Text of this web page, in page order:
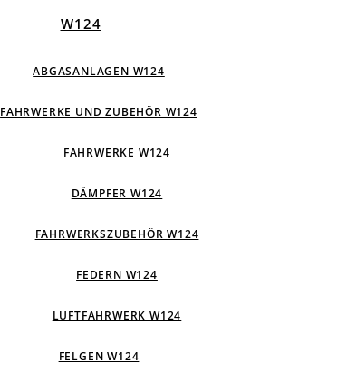
W124
ABGASANLAGEN W124
FAHRWERKE UND ZUBEHÖR W124
FAHRWERKE W124
DÄMPFER W124
FAHRWERKSZUBEHÖR W124
FEDERN W124
LUFTFAHRWERK W124
FELGEN W124